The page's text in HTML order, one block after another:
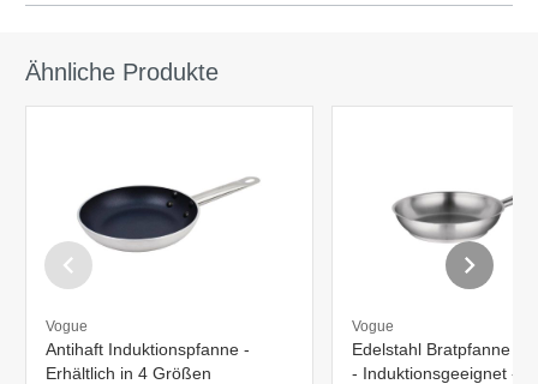
Ähnliche Produkte
Vogue
Antihaft Induktionspfanne -
Erhältlich in 4 Größen
Vogue
Edelstahl Bratpfanne -
- Induktionsgeeignet -